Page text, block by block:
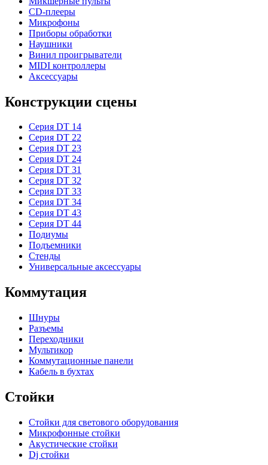
CD-плееры
Микрофоны
Приборы обработки
Наушники
Винил проигрыватели
MIDI контроллеры
Аксессуары
Конструкции сцены
Серия DT 14
Серия DT 22
Серия DT 23
Серия DT 24
Серия DT 31
Серия DT 32
Серия DT 33
Серия DT 34
Серия DT 43
Серия DT 44
Подиумы
Подъемники
Стенды
Универсальные аксессуары
Коммутация
Шнуры
Разъемы
Переходники
Мультикор
Коммутационные панели
Кабель в бухтах
Стойки
Стойки для светового оборудования
Микрофонные стойки
Акустические стойки
Dj стойки